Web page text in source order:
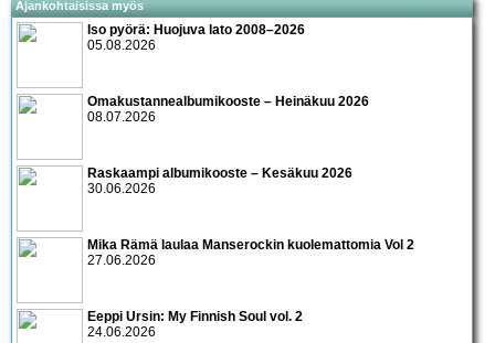
Ajankohtaisissa myös
Iso pyörä: Huojuva lato 2008–2026
05.08.2026
Omakustannealbumikooste – Heinäkuu 2026
08.07.2026
Raskaampi albumikooste – Kesäkuu 2026
30.06.2026
Mika Rämä laulaa Manserockin kuolemattomia Vol 2
27.06.2026
Eeppi Ursin: My Finnish Soul vol. 2
24.06.2026